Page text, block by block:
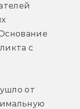
с
от